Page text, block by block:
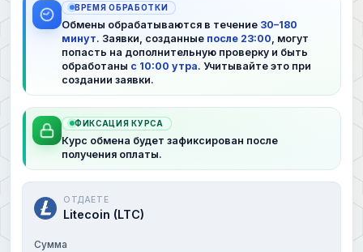
ВРЕМЯ ОБРАБОТКИ
Обмены обрабатываются в течение 30–180
минут. Заявки, созданные после 23:00 , могут
попасть на дополнительную проверку и быть
обработаны с 10:00 утра. Учитывайте это при
создании заявки.
ФИКСАЦИЯ КУРСА
Курс обмена будет зафиксирован после
получения оплаты.
ОТДАЕТЕ
Litecoin (LTC)
Сумма